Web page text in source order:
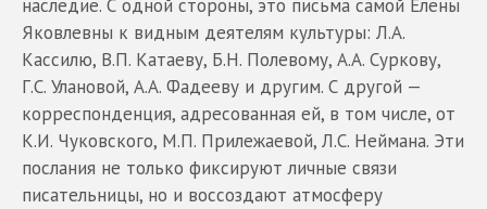
наследие. С одной стороны, это письма самой Елены
Яковлевны к видным деятелям культуры: Л.А.
Кассилю, В.П. Катаеву, Б.Н. Полевому, А.А. Суркову,
Г.С. Улановой, А.А. Фадееву и другим. С другой —
корреспонденция, адресованная ей, в том числе, от
К.И. Чуковского, М.П. Прилежаевой, Л.С. Неймана. Эти
послания не только фиксируют личные связи
писательницы, но и воссоздают атмосферу